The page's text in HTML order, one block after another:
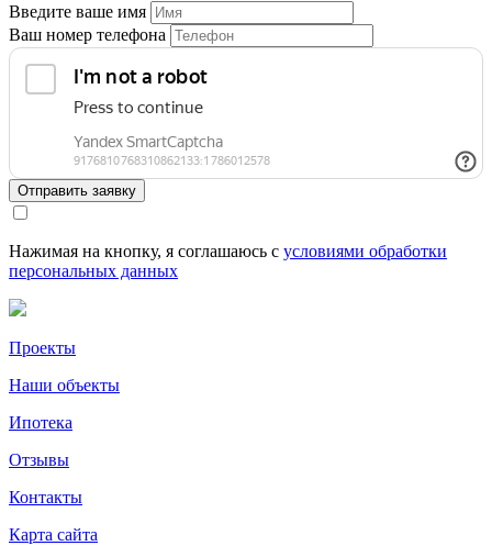
Введите ваше имя
Ваш номер телефона
Отправить заявку
Нажимая на кнопку, я соглашаюсь с условиями обработки
персональных данных
Проекты
Наши объекты
Ипотека
Отзывы
Контакты
Карта сайта